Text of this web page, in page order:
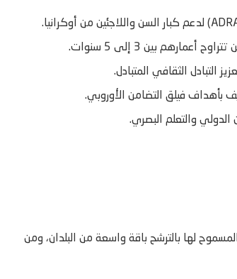
بين 3 إلى 5 سنوات.
التبادل الثقافي المتبادل.
بأهداف فيلق التضامن الأوروبي.
الدولي والتعلم البصري.
لها بالترشح باقة واسعة من البلدان، ومن